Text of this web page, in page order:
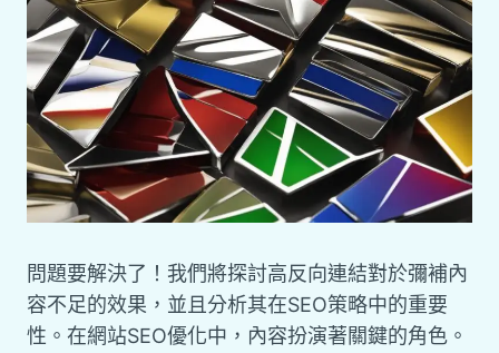
問題要解決了！我們將探討高反向連結對於彌補內
容不足的效果，並且分析其在SEO策略中的重要
性。在網站SEO優化中，內容扮演著關鍵的角色。